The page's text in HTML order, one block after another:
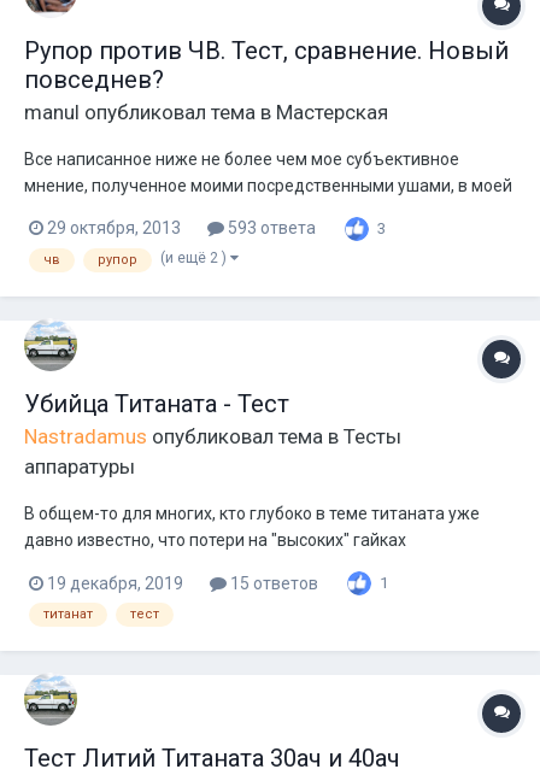
Рупор против ЧВ. Тест, сравнение. Новый
повседнев?
manul опубликовал тема в Мастерская
Все написанное ниже не более чем мое субъективное
мнение, полученное моими посредственными ушами, в моей
случае не претендует на истину в последней инстанции, а
написано лишь как пища для ваших размышлений. НИКОГДА
29 октября, 2013 593 ответа 3
чв рупор (и ещё 2 )
Убийца Титаната - Тест
Nastradamus опубликовал тема в Тесты
аппаратуры
В общем-то для многих, кто глубоко в теме титаната уже
давно известно, что потери на "высоких" гайках
секций в качестве выходных элементов, к которым уже
подсоединяют провода. За неимением альтернатив сам
19 декабря, 2019 15 ответов 1
титанат тест
Тест Литий Титаната 30ач и 40ач